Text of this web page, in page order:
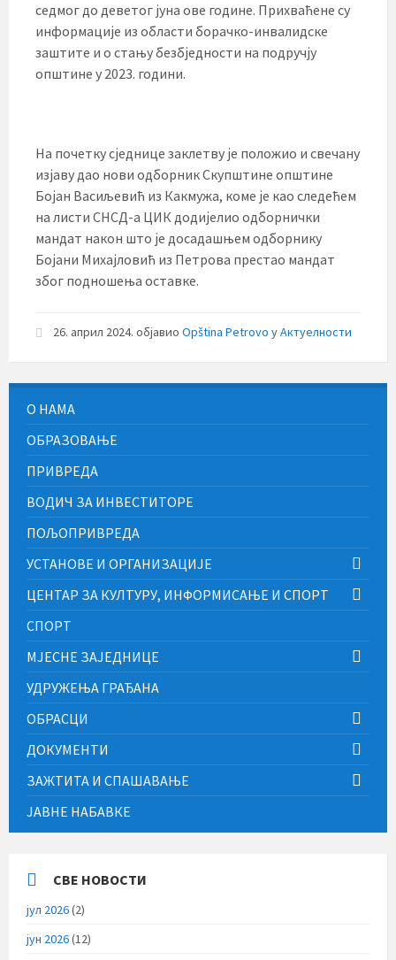
седмог до деветог јуна ове године. Прихваћене су
информације из области борачко-инвалидске
заштите и о стању безбједности на подручју
општине у 2023. години.
На почетку сједнице заклетву је положио и свечану
изјаву дао нови одборник Скупштине општине
Бојан Васиљевић из Какмужа, коме је као следећем
на листи СНСД-а ЦИК додијелио одборнички
мандат након што је досадашњем одборнику
Бојани Михајловић из Петрова престао мандат
због подношења оставке.
26. април 2024. објавио Opština Petrovo уАктуелности
О НАМА
ОБРАЗОВАЊЕ
ПРИВРЕДА
ВОДИЧ ЗА ИНВЕСТИТОРЕ
ПОЉОПРИВРЕДА
УСТАНОВЕ И ОРГАНИЗАЦИЈЕ
ЦЕНТАР ЗА КУЛТУРУ, ИНФОРМИСАЊЕ И СПОРТ
СПОРТ
МЈЕСНЕ ЗАЈЕДНИЦЕ
УДРУЖЕЊА ГРАЂАНА
ОБРАСЦИ
ДОКУМЕНТИ
ЗАЖТИТА И СПАШАВАЊЕ
ЈАВНЕ НАБАВКЕ
СВЕ НОВОСТИ
јул 2026(2)
јун 2026(12)